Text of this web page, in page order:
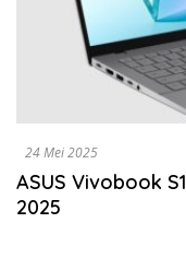
24 Mei 2025
ASUS Vivobook
2025